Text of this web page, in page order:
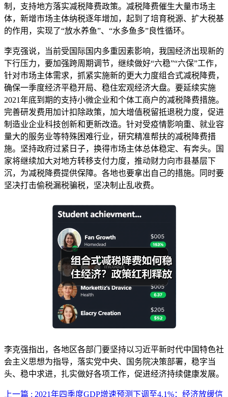
制，支持地方落实减税降费政策。减税降费催生大量市场主
体，新增市场主体纳税逐年增加，起到了培育税源、扩大税基
的作用，实现了“放水养鱼”、“水多鱼多”良性循环。
李克强说，当前受国际国内多重因素影响，我国经济出现新的
下行压力，要加强跨周期调节，继续做好“六稳”“六保”工作，
针对市场主体需求，抓紧实施新的更大力度组合式减税降费，
确保一季度经济平稳开局、稳住宏观经济大盘。要延续实施
2021年底到期的支持小微企业和个体工商户的减税降费措施。
完善研发费用加计扣除政策，加大增值税留抵退税力度，促进
制造业企业科技创新和更新改造。针对受疫情影响重、就业容
量大的服务业等特殊困难行业，研究精准帮扶的减税降费措
施。坚持政府过紧日子，换得市场主体总体稳定、有奔头。国
家将继续加大对地方转移支付力度，推动财力向市县基层下
沉，为减税降费提供保障。各地也要拿出自己的措施。同时要
坚决打击偷税漏税骗税，坚决制止乱收费。
李克强指出，各地区各部门要坚持以习近平新时代中国特色社
会主义思想为指导，落实党中央、国务院决策部署，稳字当
头、稳中求进，扎实做好各项工作，促进经济持续健康发展。
上一篇 : 2021年四季度GDP增速预测下调至4.1%：经济放缓信